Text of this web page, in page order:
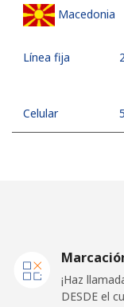
Macedonia
Línea fija
Celular
Celular
¡Haz
DESDE el